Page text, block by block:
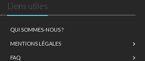
Liens utiles
QUI SOMMES-NOUS ?
MENTIONS LÉGALES
FAQ